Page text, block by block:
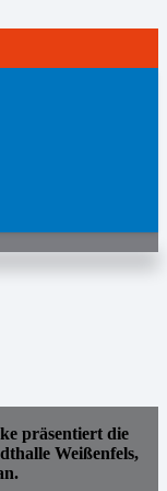
präsentiert die
Weißenfels,